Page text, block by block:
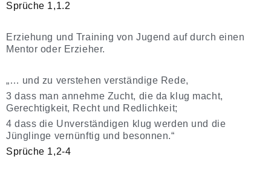
Sprüche 1,1.2
Erziehung und Training von Jugend auf durch einen
Mentor oder Erzieher.
„… und zu verstehen verständige Rede,
3 dass man annehme Zucht, die da klug macht,
Gerechtigkeit, Recht und Redlichkeit;
4 dass die Unverständigen klug werden und die
Jünglinge vernünftig und besonnen.“
Sprüche 1,2-4